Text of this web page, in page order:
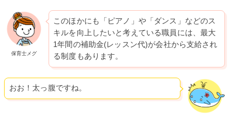
保育士メグ
このほかにも「ピアノ」や「ダンス」などのス
キルを向上したいと考えている職員には、最大
1年間の補助金(レッスン代)が会社から支給され
る制度もあります。
おお！太っ腹ですね。